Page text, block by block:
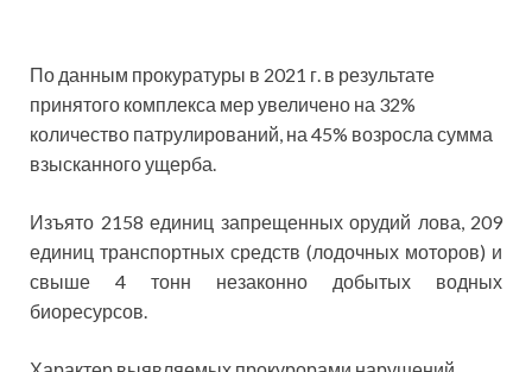
По данным прокуратуры в 2021 г. в результате
принятого комплекса мер увеличено на 32%
количество патрулирований, на 45% возросла сумма
взысканного ущерба.
Изъято 2158 единиц запрещенных орудий лова, 209
единиц транспортных средств (лодочных моторов) и
свыше 4 тонн незаконно добытых водных
биоресурсов.